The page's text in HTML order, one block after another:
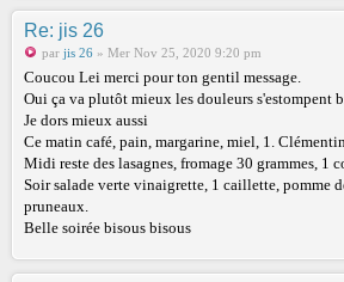
Re: jis 26
par jis 26 » Mer Nov 25, 2020 9:20 pm
Coucou Lei merci pour ton gentil message.
Oui ça va plutôt mieux les douleurs s'estompent
Je dors mieux aussi
Ce matin café, pain, margarine, miel, 1.
Midi reste des lasagnes, fromage 30 grammes, 1
Soir salade verte vinaigrette, 1 caillette, pomme
pruneaux.
Belle soirée bisous bisous